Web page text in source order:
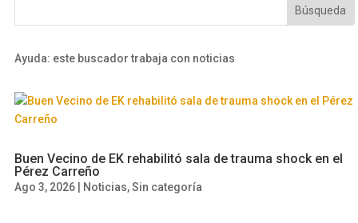
Ayuda: este buscador trabaja con noticias
Buen Vecino de EK rehabilitó sala de trauma shock en el
Pérez Carreño
Ago 3, 2026 Noticias,Sin categoría